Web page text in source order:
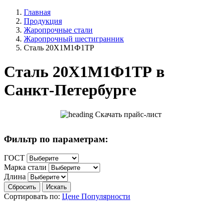
Главная
Продукция
Жаропрочные стали
Жаропрочный шестигранник
Сталь 20Х1М1Ф1ТР
Сталь 20Х1М1Ф1ТР в
Санкт-Петербурге
Скачать прайс-лист
Фильтр по параметрам:
ГОСТ
Марка стали
Длина
Сбросить Искать
Сортировать по: Цене Популярности